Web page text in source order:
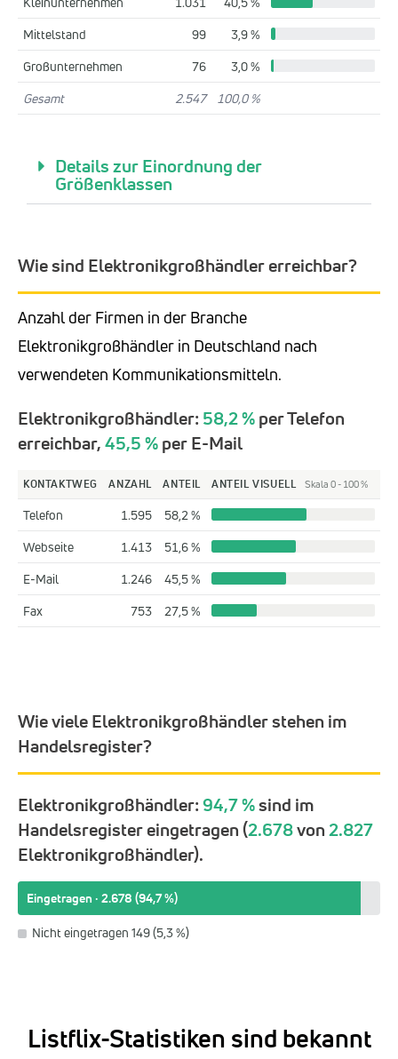
Mittelstand
99
3,9 %
Großunternehmen
76
3,0 %
Gesamt
2.547 100,0 %
Details zur Einordnung der
Größenklassen
Wie sind Elektronikgroßhändler erreichbar?
Anzahl der Firmen in der Branche
Elektronikgroßhändler in Deutschland nach
verwendeten Kommunikationsmitteln.
Elektronikgroßhändler: 58,2 %per Telefon
erreichbar,45,5 %per E-Mail
KONTAKTWEG ANZAHL ANTEIL ANTEIL VISUELL Skala 0 - 100 %
Telefon 1.595
58,2 %
Webseite
1.413
51,6 %
E-Mail
1.246
45,5 %
Fax
753 27,5 %
Wie viele Elektronikgroßhändler stehen im
Handelsregister?
Elektronikgroßhändler:94,7 %sind im
Handelsregister eingetragen (2.678von2.827
Elektronikgroßhändler).
Eingetragen · 2.678 (94,7 %)
Nicht eingetragen 149 (5,3 %)
Listflix-Statistiken sind bekannt